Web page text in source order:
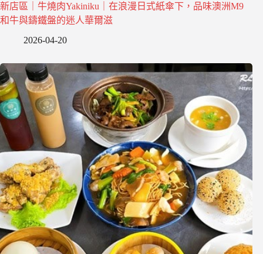
新店區｜牛燒肉Yakiniku｜在浪漫日式紙傘下，品味澳洲M9
和牛與鑄鐵盤的迷人華爾滋
2026-04-20